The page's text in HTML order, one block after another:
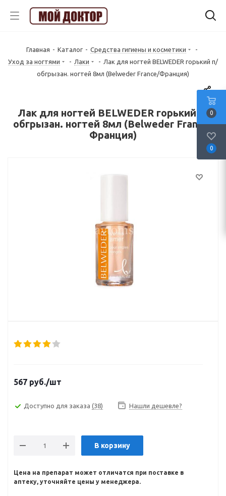
Главная - Каталог - Средства гигиены и косметики
-
Уход за ногтями
- Лаки - Лак для ногтей BELWEDER горький п/
обгрызан. ногтей 8мл (Belweder France/Франция)
Лак для ногтей BELWEDER горький п/
обгрызан. ногтей 8мл (Belweder France/
Франция)
567 руб./шт
Доступно для заказа (38) Нашли дешевле?
В корзину
Цена на препарат может отличатся при поставке в
аптеку, уточняйте цены у менеджера.
0
0